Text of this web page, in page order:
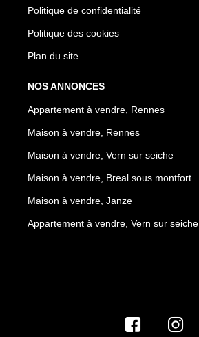
Politique de confidentialité
Politique des cookies
Plan du site
NOS ANNONCES
Appartement à vendre, Rennes
Maison à vendre, Rennes
Maison à vendre, Vern sur seiche
Maison à vendre, Breal sous montfort
Maison à vendre, Janze
Appartement à vendre, Vern sur seiche